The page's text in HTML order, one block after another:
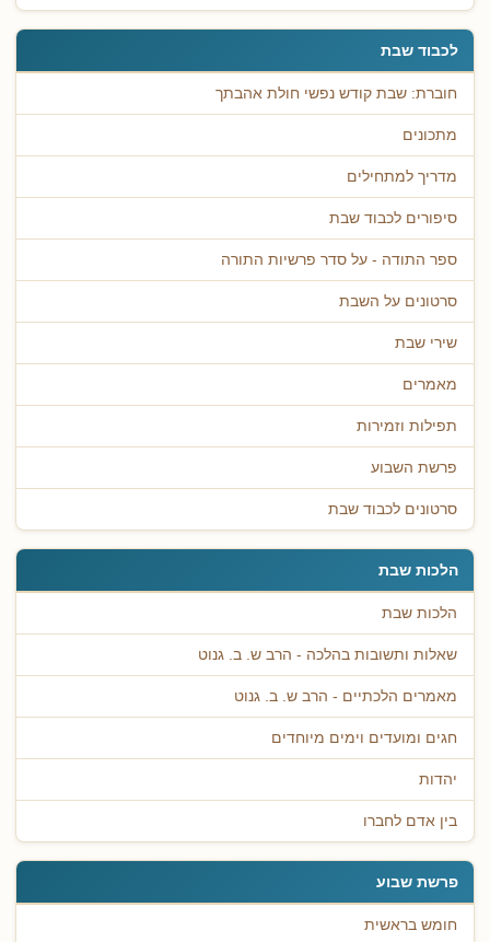
לכבוד שבת
חוברת: שבת קודש נפשי חולת אהבתך
מתכונים
מדריך למתחילים
סיפורים לכבוד שבת
ספר התודה - על סדר פרשיות התורה
סרטונים על השבת
שירי שבת
מאמרים
תפילות וזמירות
פרשת השבוע
סרטונים לכבוד שבת
הלכות שבת
הלכות שבת
שאלות ותשובות בהלכה - הרב ש. ב. גנוט
מאמרים הלכתיים - הרב ש. ב. גנוט
חגים ומועדים וימים מיוחדים
יהדות
בין אדם לחברו
פרשת שבוע
חומש בראשית